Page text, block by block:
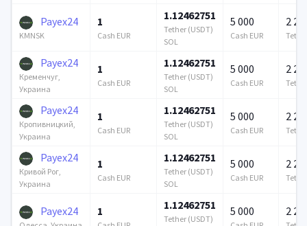
Payex24
KMNSK
1
Cash EUR
1.12462751
Tether (USDT)
SOL
5 000
Cash EUR
2
Payex24
Кременчуг,
Украина
1
Cash EUR
1.12462751
Tether (USDT)
SOL
5 000
Cash EUR
2
Payex24
Кропивницкий,
Украина
1
Cash EUR
1.12462751
Tether (USDT)
SOL
5 000
Cash EUR
2
Payex24
Кривой Рог,
Украина
1
Cash EUR
1.12462751
Tether (USDT)
SOL
5 000
Cash EUR
2
Payex24 1 1.12462751
Tether (USDT)
5 000 2